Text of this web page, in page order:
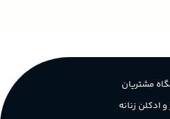
مشتریان
ادکلن زنانه